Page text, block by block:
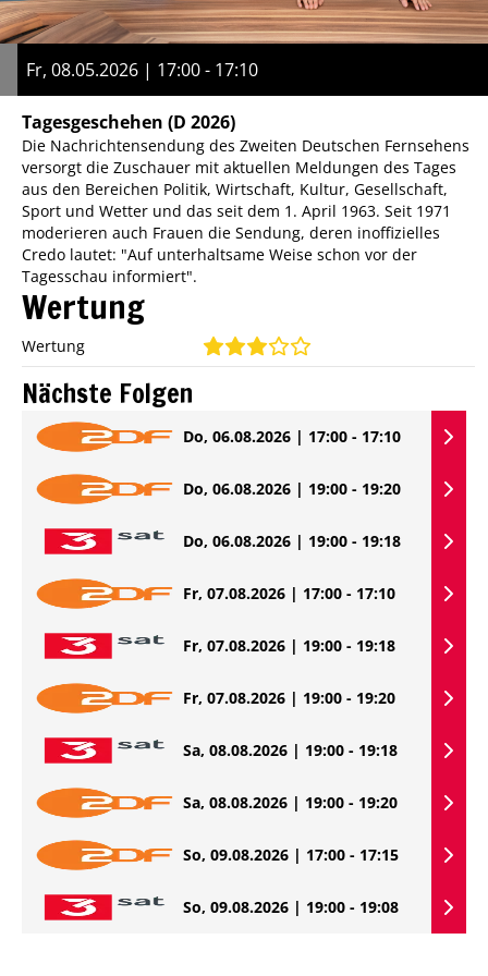
Fr, 08.05.2026 | 17:00 - 17:10
Tagesgeschehen (D 2026)
Die Nachrichtensendung des Zweiten Deutschen Fernsehens
versorgt die Zuschauer mit aktuellen Meldungen des Tages
aus den Bereichen Politik, Wirtschaft, Kultur, Gesellschaft,
Sport und Wetter und das seit dem 1. April 1963. Seit 1971
moderieren auch Frauen die Sendung, deren inoffizielles
Credo lautet: "Auf unterhaltsame Weise schon vor der
Tagesschau informiert".
Wertung
Wertung
Nächste Folgen
Do, 06.08.2026 | 17:00 - 17:10
Do, 06.08.2026 | 19:00 - 19:20
Do, 06.08.2026 | 19:00 - 19:18
Fr, 07.08.2026 | 17:00 - 17:10
Fr, 07.08.2026 | 19:00 - 19:18
Fr, 07.08.2026 | 19:00 - 19:20
Sa, 08.08.2026 | 19:00 - 19:18
Sa, 08.08.2026 | 19:00 - 19:20
So, 09.08.2026 | 17:00 - 17:15
So, 09.08.2026 | 19:00 - 19:08